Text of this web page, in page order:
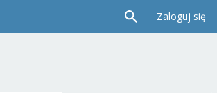
Zaloguj się